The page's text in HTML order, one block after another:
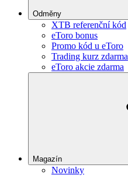
Odměny
XTB referenční kód
eToro bonus
Promo kód u eToro
Trading kurz zdarma
eToro akcie zdarma
Magazín
Novinky